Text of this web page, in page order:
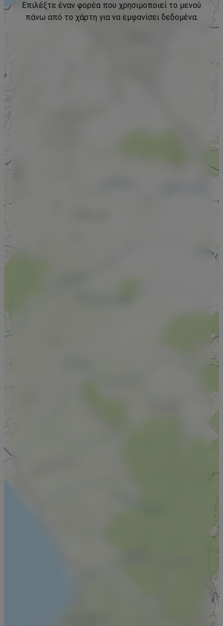
Επιλέξτε έναν φορέα που χρησιμοποιεί το μενού
πάνω από το χάρτη για να εμφανίσει δεδομένα.